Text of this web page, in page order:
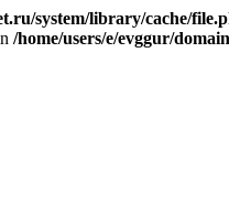
system/library/cache/
/home/users/e/evggur/